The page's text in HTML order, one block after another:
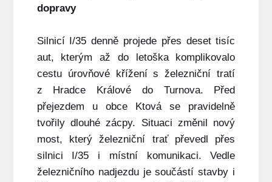
dopravy
Silnicí I/35 denně projede přes deset tisíc
aut, kterým až do letoška komplikovalo
cestu úrovňové křížení s železniční tratí
z Hradce Králové do Turnova. Před
přejezdem u obce Ktová se pravidelně
tvořily dlouhé zácpy. Situaci změnil nový
most, který železniční trať převedl přes
silnici I/35 i místní komunikaci. Vedle
železničního nadjezdu je součástí stavby i